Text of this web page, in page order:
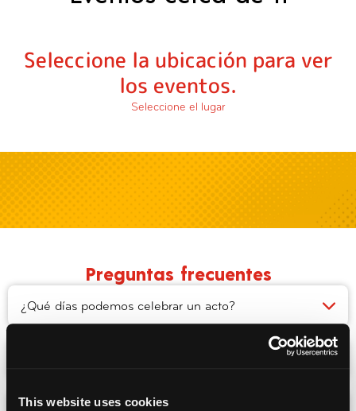
This website uses cookies
Seleccione la ubicación para ver
los eventos.
Seleccione el lugar
Preguntas frecuentes
¿Qué días podemos celebrar un acto?